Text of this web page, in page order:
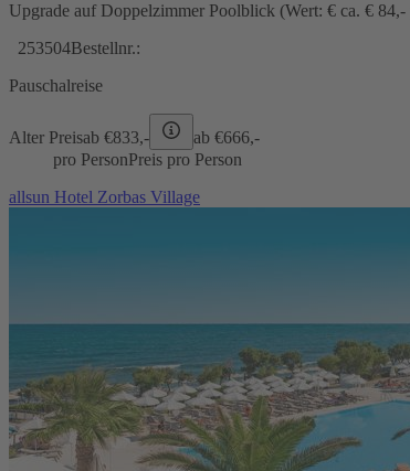
Upgrade auf Doppelzimmer Poolblick (Wert: € ca. €
253504Bestellnr.:
Pauschalreise
Alter Preisab €833,- ab €666,-
pro PersonPreis pro Person
allsun Hotel Zorbas Village